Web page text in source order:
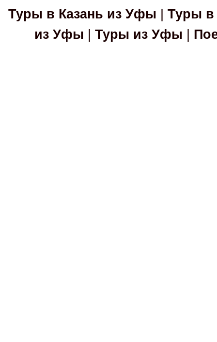
Туры в Казань из Уфы
Туры в
из Уфы
Туры из Уфы